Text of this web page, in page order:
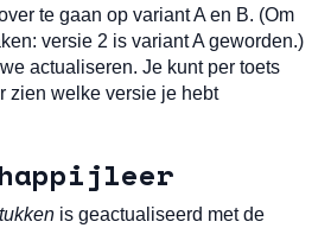
te gaan op variant A en B. (Om
versie 2 is variant A geworden.)
actualiseren. Je kunt per toets
zien welke versie je hebt
is geactualiseerd met de